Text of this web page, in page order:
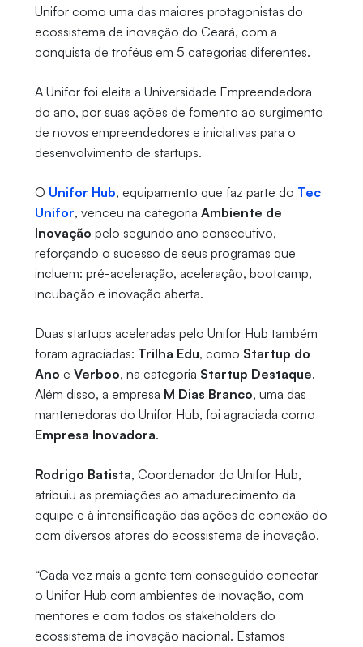
Unifor como uma das maiores protagonistas do
ecossistema de inovação do Ceará, com a
conquista de troféus em 5 categorias diferentes.
A Unifor foi eleita a Universidade Empreendedora
do ano, por suas ações de fomento ao surgimento
de novos empreendedores e iniciativas para o
desenvolvimento de startups.
O Unifor Hub, equipamento que faz parte do Tec
Unifor, venceu na categoria Ambiente de
Inovação pelo segundo ano consecutivo,
reforçando o sucesso de seus programas que
incluem: pré-aceleração, aceleração, bootcamp,
incubação e inovação aberta.
Duas startups aceleradas pelo Unifor Hub também
foram agraciadas: Trilha Edu, como Startup do
Ano e Verboo, na categoria Startup Destaque.
Além disso, a empresa M Dias Branco, uma das
mantenedoras do Unifor Hub, foi agraciada como
Empresa Inovadora.
Rodrigo Batista, Coordenador do Unifor Hub,
atribuiu as premiações ao amadurecimento da
equipe e à intensificação das ações de conexão do
com diversos atores do ecossistema de inovação.
“Cada vez mais a gente tem conseguido conectar
o Unifor Hub com ambientes de inovação, com
mentores e com todos os stakeholders do
ecossistema de inovação nacional. Estamos